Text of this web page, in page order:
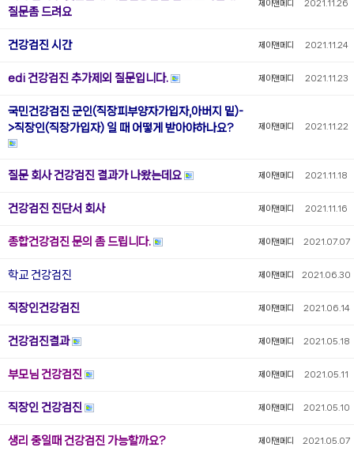
질문좀 드려요
제이앤메디 2021.11.26
건강검진 시간 제이앤메디 2021.11.24
edi 건강검진 추가제외 질문입니다. 제이앤메디 2021.11.23
국민건강검진 군인(직장피부양자가입자,아버지 밑)-
>직장인(직장가입자) 일 때 어떻게 받아야하나요?
제이앤메디 2021.11.22
질문 회사 건강검진 결과가 나왔는데요 제이앤메디 2021.11.18
건강검진 진단서 회사 제이앤메디 2021.11.16
종합건강검진 문의 좀 드립니다. 제이앤메디 2021.07.07
학교 건강검진 제이앤메디 2021.06.30
직장인건강검진 제이앤메디 2021.06.14
건강검진결과 제이앤메디 2021.05.18
부모님 건강검진 제이앤메디 2021.05.11
직장인 건강검진 제이앤메디 2021.05.10
생리 중일때 건강검진 가능할까요? 제이앤메디 2021.05.07